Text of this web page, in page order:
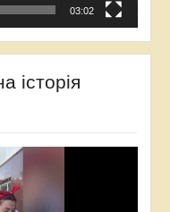
03:02
історія